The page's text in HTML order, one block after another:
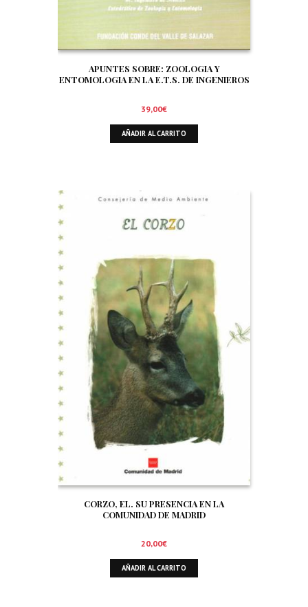
APUNTES SOBRE: ZOOLOGIA Y
ENTOMOLOGIA EN LA E.T.S. DE INGENIEROS
FORESTAL. ORNITOFAUNA CINEGETICA
39,00€
AÑADIR AL CARRITO
CORZO, EL. SU PRESENCIA EN LA
COMUNIDAD DE MADRID
20,00€
AÑADIR AL CARRITO